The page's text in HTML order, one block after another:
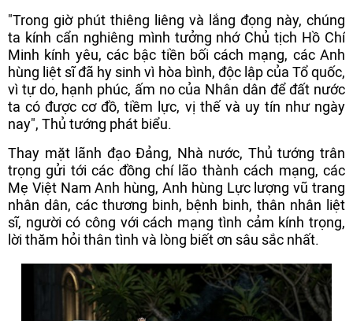
"Trong giờ phút thiêng liêng và lắng đọng này, chúng
ta kính cẩn nghiêng mình tưởng nhớ Chủ tịch Hồ Chí
Minh kính yêu, các bậc tiền bối cách mạng, các Anh
hùng liệt sĩ đã hy sinh vì hòa bình, độc lập của Tổ quốc,
vì tự do, hạnh phúc, ấm no của Nhân dân để đất nước
ta có được cơ đồ, tiềm lực, vị thế và uy tín như ngày
nay", Thủ tướng phát biểu.
Thay mặt lãnh đạo Đảng, Nhà nước, Thủ tướng trân
trọng gửi tới các đồng chí lão thành cách mạng, các
Mẹ Việt Nam Anh hùng, Anh hùng Lực lượng vũ trang
nhân dân, các thương binh, bệnh binh, thân nhân liệt
sĩ, người có công với cách mạng tình cảm kính trọng,
lời thăm hỏi thân tình và lòng biết ơn sâu sắc nhất.